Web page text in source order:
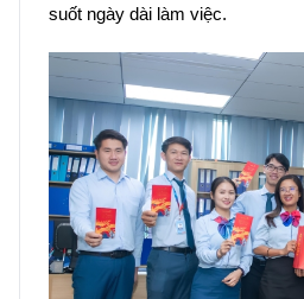
suốt ngày dài làm việc.